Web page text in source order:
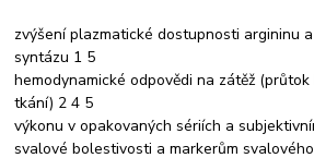
zvýšení plazmatické dostupnosti argininu
syntázu 1 5
hemodynamické odpovědi na zátěž
tkání) 2 4 5
výkonu v opakovaných sériích a
svalové bolestivosti a markerům